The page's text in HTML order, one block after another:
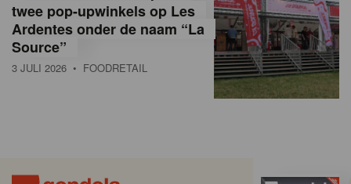
twee pop-upwinkels op Les
Ardentes onder de naam “La
Source”
3 JULI 2026 • FOODRETAIL